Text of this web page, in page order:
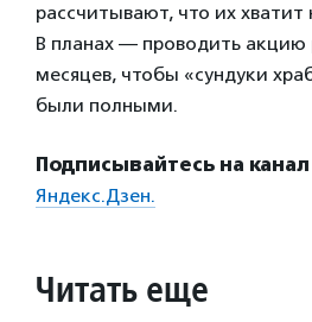
рассчитывают, что их хватит
В планах — проводить акцию
месяцев, чтобы «сундуки
были полными.
Подписывайтесь на
Яндекс.Дзен.
Читать еще